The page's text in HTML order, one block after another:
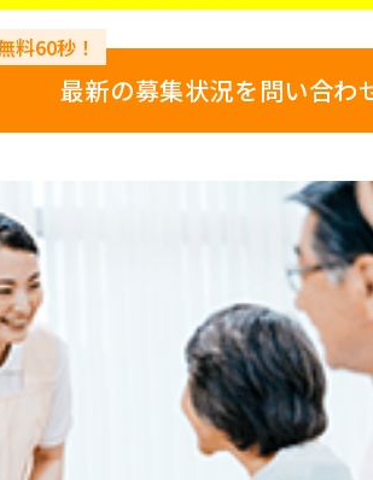
最新の募集状況を問い合わ